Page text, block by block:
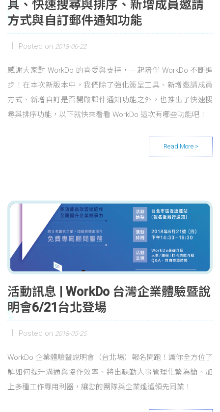
具、快速搜尋與排序、新增成員邀請
方式與自訂郵件通知功能
Posted on 2018-06-22
感謝大家對 WorkDo 的喜愛與支持，一起陪伴 WorkDo 不斷進
步！在本次新版本中，我們除了強化簽呈工具、新增邀請成員
方式、新增自訂是否開啟郵件通知功能之外，也推出了快速搜
尋與排序功能，以下就快來看看 WorkDo 這次有哪些功能吧！
活動訊息 | WorkDo 台灣企業體驗暨說
明會6/21台北登場
Posted on 2018-05-25
WorkDo 企業體驗暨說明會（台北場）報名開跑！讓你全方位了
解如何提升溝通與協作效率、將出缺勤人事管理化繁為簡、加
上多種工作專用利器，讓您的團隊與企業遙遙領先同業！